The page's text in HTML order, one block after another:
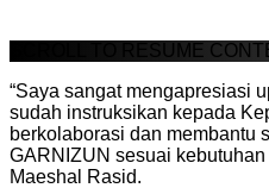
SCROLL TO RESUME
“Saya sangat mengapresiasi
sudah instruksikan kepada
berkolaborasi dan membantu
GARNIZUN sesuai
Maeshal Rasid.